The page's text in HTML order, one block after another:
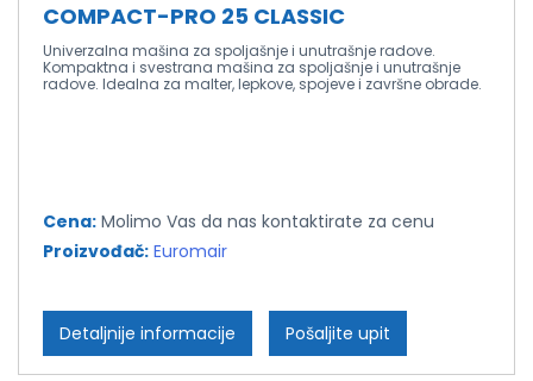
COMPACT-PRO 25 CLASSIC
Univerzalna mašina za spoljašnje i unutrašnje radove.
Kompaktna i svestrana mašina za spoljašnje i unutrašnje
radove. Idealna za malter, lepkove, spojeve i završne obrade.
Cena: Molimo Vas da nas kontaktirate za cenu
Proizvođač: Euromair
Detaljnije informacije Pošaljite upit